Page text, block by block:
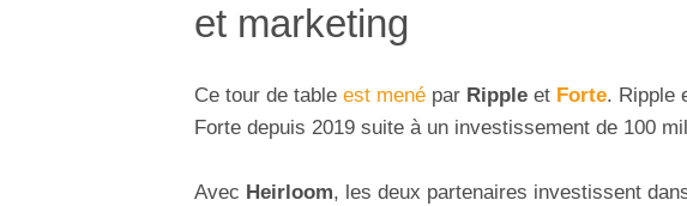
et marketing
Ce tour de table est mené par Ripple et Forte. Ripple
Forte depuis 2019 suite à un investissement de 100
Avec Heirloom, les deux partenaires investissent